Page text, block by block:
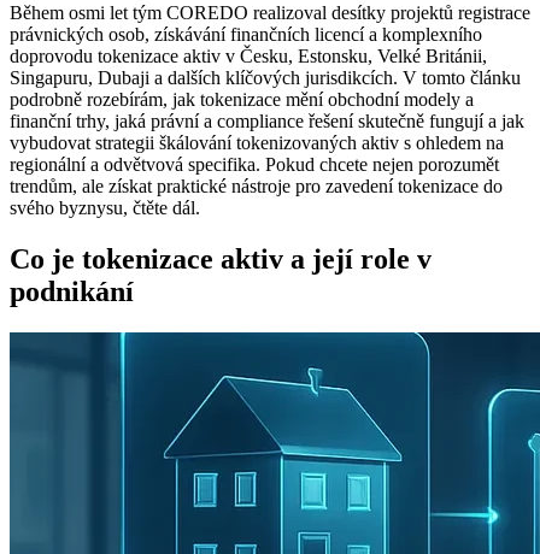
Během osmi let tým COREDO realizoval desítky projektů registrace
právnických osob, získávání finančních licencí a komplexního
doprovodu tokenizace aktiv v Česku, Estonsku, Velké Británii,
Singapuru, Dubaji a dalších klíčových jurisdikcích. V tomto článku
podrobně rozebírám, jak tokenizace mění obchodní modely a
finanční trhy, jaká právní a compliance řešení skutečně fungují a jak
vybudovat strategii škálování tokenizovaných aktiv s ohledem na
regionální a odvětvová specifika. Pokud chcete nejen porozumět
trendům, ale získat praktické nástroje pro zavedení tokenizace do
svého byznysu, čtěte dál.
Co je tokenizace aktiv a její role v
podnikání